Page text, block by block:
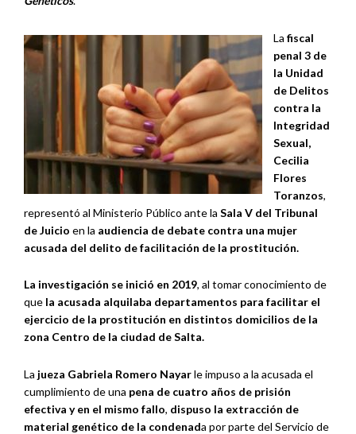
La fiscal
penal 3 de
la Unidad
de Delitos
contra la
Integridad
Sexual,
Cecilia
Flores
Toranzos,
representó al Ministerio Público ante la Sala V del Tribunal
de Juicio en la audiencia de debate contra una mujer
acusada del delito de facilitación de la prostitución.
La investigación se inició en 2019, al tomar conocimiento de
que la acusada alquilaba departamentos para facilitar el
ejercicio de la prostitución en distintos domicilios de la
zona Centro de la ciudad de Salta.
La jueza Gabriela Romero Nayarle impuso a la acusada el
cumplimiento de una pena de cuatro años de prisión
efectiva y en el mismo fallo, dispuso la extracción de
material genético de la condenada por parte del Servicio de